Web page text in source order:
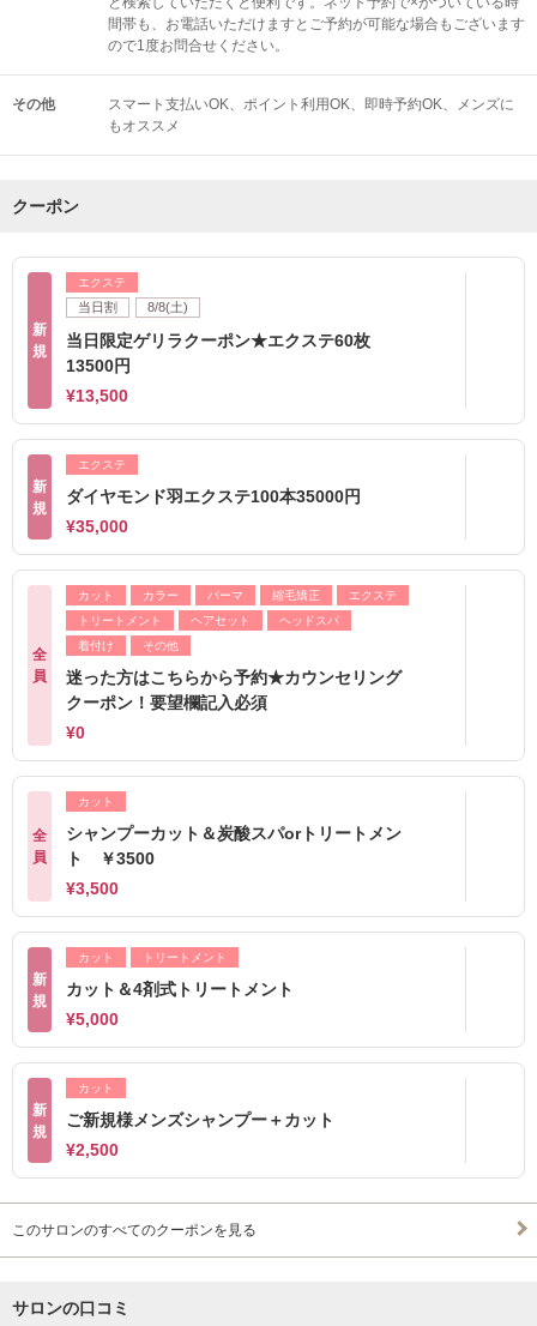
間帯も、お電話いただけますとご予約が可能な場合もございます
ので1度お問合せください。
その他 スマート支払いOK ポイント利用OK 即時予約OK
メンズに
もオススメ
クーポン
新
規
エクステ
当日割 8/8(土)
当日限定ゲリラクーポン★エクステ60枚
13500円
¥13,500
新
規
エクステ
ダイヤモンド羽エクステ100本35000円
¥35,000
全
員
カット カラー パーマ 縮毛矯正
エクステ
トリートメント
ヘアセット
ヘッドスパ
着付け
その他
迷った方はこちらから予約★カウンセリング
クーポン！要望欄記入必須
¥0
全
員
カット
シャンプーカット＆炭酸スパorトリートメン
ト ￥3500
¥3,500
新
規
カット トリートメント
カット＆4剤式トリートメント
¥5,000
新
規
カット
ご新規様メンズシャンプー＋カット
¥2,500
このサロンのすべてのクーポンを見る
サロンの口コミ